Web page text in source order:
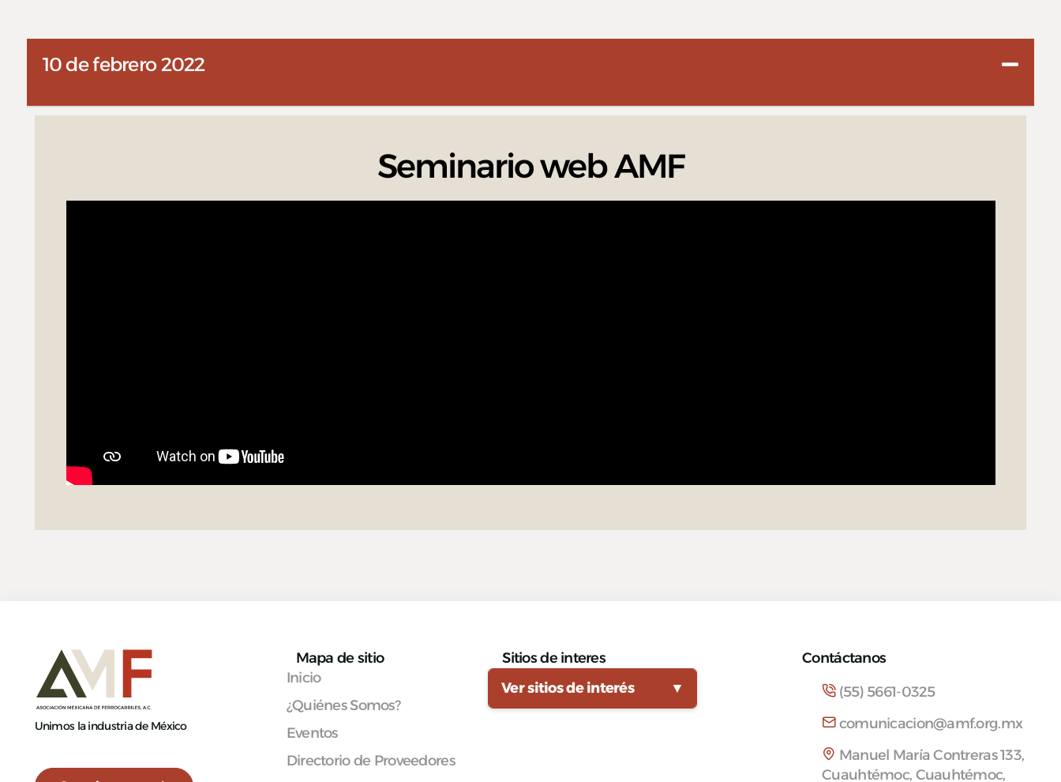
10 de febrero 2022
Seminario web AMF
Unimos la industria de México
Mapa de sitio
Inicio
¿Quiénes Somos?
Eventos
Directorio de Proveedores
Sitios de interes
Ver sitios de interés
▼
Contáctanos
(55) 5661-0325
comunicacion@amf.org.mx
Manuel María Contreras 133,
Cuauhtémoc, Cuauhtémoc,